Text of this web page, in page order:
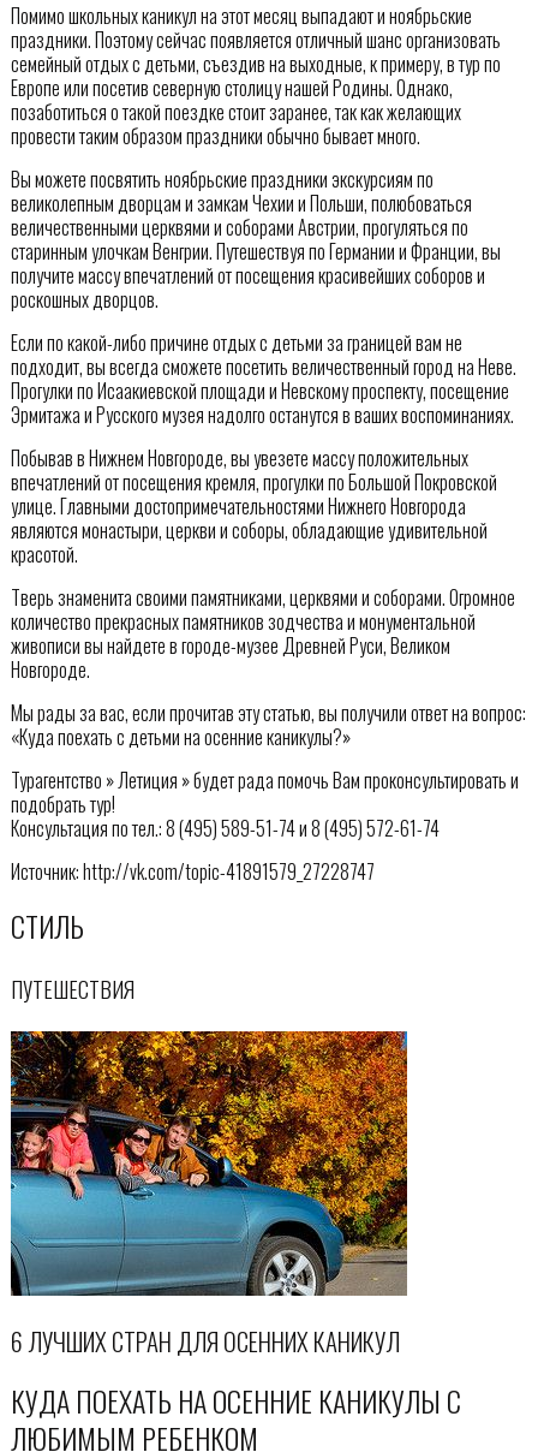
Помимо школьных каникул на этот месяц выпадают и ноябрьские
праздники. Поэтому сейчас появляется отличный шанс организовать
семейный отдых с детьми, съездив на выходные, к примеру, в тур по
Европе или посетив северную столицу нашей Родины. Однако,
позаботиться о такой поездке стоит заранее, так как желающих
провести таким образом праздники обычно бывает много.
Вы можете посвятить ноябрьские праздники экскурсиям по
великолепным дворцам и замкам Чехии и Польши, полюбоваться
величественными церквями и соборами Австрии, прогуляться по
старинным улочкам Венгрии. Путешествуя по Германии и Франции, вы
получите массу впечатлений от посещения красивейших соборов и
роскошных дворцов.
Если по какой-либо причине отдых с детьми за границей вам не
подходит, вы всегда сможете посетить величественный город на Неве.
Прогулки по Исаакиевской площади и Невскому проспекту, посещение
Эрмитажа и Русского музея надолго останутся в ваших воспоминаниях.
Побывав в Нижнем Новгороде, вы увезете массу положительных
впечатлений от посещения кремля, прогулки по Большой Покровской
улице. Главными достопримечательностями Нижнего Новгорода
являются монастыри, церкви и соборы, обладающие удивительной
красотой.
Тверь знаменита своими памятниками, церквями и соборами. Огромное
количество прекрасных памятников зодчества и монументальной
живописи вы найдете в городе-музее Древней Руси, Великом
Новгороде.
Мы рады за вас, если прочитав эту статью, вы получили ответ на вопрос:
«Куда поехать с детьми на осенние каникулы?»
Турагентство » Летиция » будет рада помочь Вам проконсультировать и
подобрать тур!
Консультация по тел.: 8 (495) 589-51-74 и 8 (495) 572-61-74
Источник: http://vk.com/topic-41891579_27228747
СТИЛЬ
ПУТЕШЕСТВИЯ
6 ЛУЧШИХ СТРАН ДЛЯ ОСЕННИХ КАНИКУЛ
КУДА ПОЕХАТЬ НА ОСЕННИЕ КАНИКУЛЫ С
ЛЮБИМЫМ РЕБЕНКОМ